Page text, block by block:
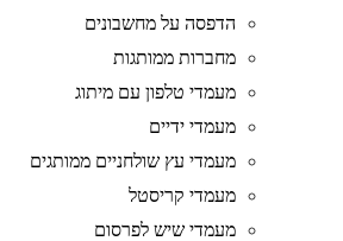
הדפסה על מחשבונים
מחברות ממותגות
מעמדי טלפון עם מיתוג
מעמדי ידיים
מעמדי עץ שולחניים ממותגים
מעמדי קריסטל
מעמדי שיש לפרסום